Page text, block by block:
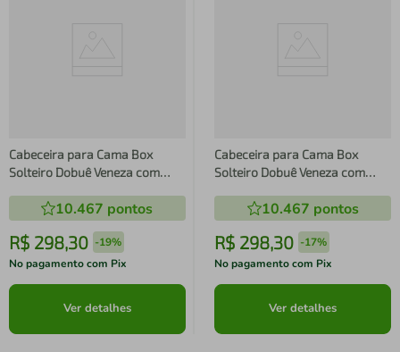
Cabeceira para Cama Box
Solteiro Dobuê Veneza com
10.467 pontos
R$ 298,30 -19%
No pagamento com Pix
Ver detalhes
Cabeceira para Cama Box
Solteiro Dobuê Veneza com
10.467 pontos
R$ 298,30 -17%
No pagamento com Pix
Ver detalhes